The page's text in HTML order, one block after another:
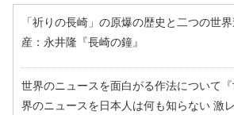
「祈りの長崎」の原爆の歴史と二つの世界
産：永井隆『長崎の鐘』
世界のニュースを面白がる作法について
界のニュースを日本人は何も知らない 激